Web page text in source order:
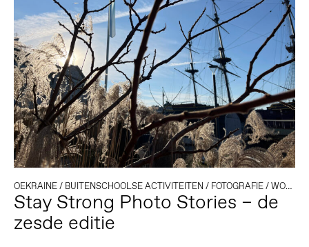
OEKRAINE/ BUITENSCHOOLSE ACTIVITEITEN/ FOTOGRAFIE/WORKSHOP
Stay Strong Photo Stories – de
zesde editie